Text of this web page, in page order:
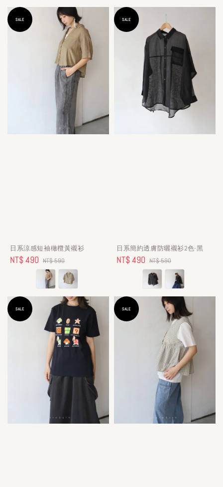
SALE
日系涼感短袖橄欖黃襯衫
Sale
NT$ 490 Regular
price
NT$ 590
SALE
日系簡約透膚防曬襯衫2色-黑
Sale
NT$ 490 Regular
price
NT$ 590
SALE SALE